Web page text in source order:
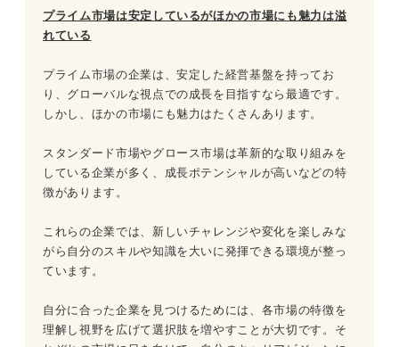
プライム市場は安定しているがほかの市場にも魅力は溢
れている
プライム市場の企業は、安定した経営基盤を持ってお
り、グローバルな視点での成長を目指すなら最適です。
しかし、ほかの市場にも魅力はたくさんあります。
スタンダード市場やグロース市場は革新的な取り組みを
している企業が多く、成長ポテンシャルが高いなどの特
徴があります。
これらの企業では、新しいチャレンジや変化を楽しみな
がら自分のスキルや知識を大いに発揮できる環境が整っ
ています。
自分に合った企業を見つけるためには、各市場の特徴を
理解し視野を広げて選択肢を増やすことが大切です。そ